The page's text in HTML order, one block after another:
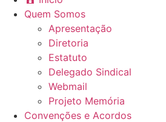
Quem Somos
Apresentação
Diretoria
Estatuto
Delegado Sindical
Webmail
Projeto Memória
Convenções e Acordos